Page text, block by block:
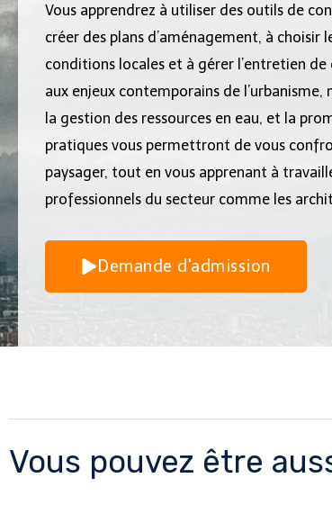
Vous apprendrez à utiliser des outils de
créer des plans d’aménagement, à
conditions locales et à gérer l’entretien de
aux enjeux contemporains de
la gestion des ressources en eau, et la
pratiques vous permettront de vous
paysager, tout en vous apprenant à
professionnels du secteur comme les
Demande d'admission
Vous pouvez être